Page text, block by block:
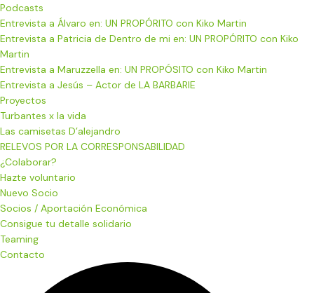
Podcasts
Entrevista a Álvaro en: UN PROPÓRITO con Kiko Martin
Entrevista a Patricia de Dentro de mi en: UN PROPÓRITO con Kiko
Martin
Entrevista a Maruzzella en: UN PROPÓSITO con Kiko Martin
Entrevista a Jesús – Actor de LA BARBARIE
Proyectos
Turbantes x la vida
Las camisetas D’alejandro
RELEVOS POR LA CORRESPONSABILIDAD
¿Colaborar?
Hazte voluntario
Nuevo Socio
Socios / Aportación Económica
Consigue tu detalle solidario
Teaming
Contacto